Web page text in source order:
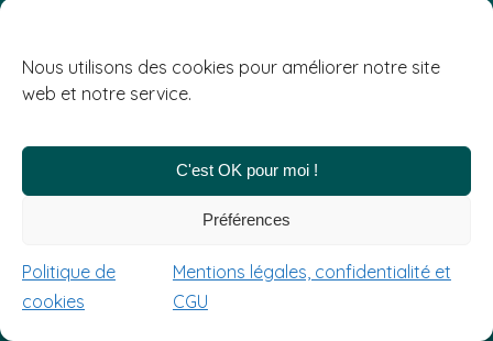
Nous utilisons des cookies pour améliorer notre site
web et notre service.
C'est OK pour moi !
Préférences
Politique de
cookies
Mentions légales, confidentialité et
CGU
Accompagnement création d'entreprise
Dématérialisation des factures
Expertise fiscale
Expert-comptable en ligne